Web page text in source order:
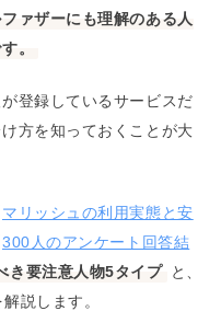
ァザーにも理解のある人
。
登録しているサービスだ
方を知っておくことが大
マリッシュの利用実態と安
300人のアンケート回答結
き要注意人物5タイプ と、
解説します。